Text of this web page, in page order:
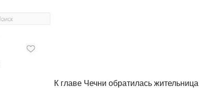
К главе Чечни обратилась жительница